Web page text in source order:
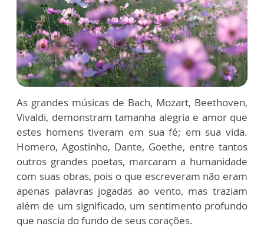
As grandes músicas de Bach, Mozart, Beethoven,
Vivaldi, demonstram tamanha alegria e amor que
estes homens tiveram em sua fé; em sua vida.
Homero, Agostinho, Dante, Goethe, entre tantos
outros grandes poetas, marcaram a humanidade
com suas obras, pois o que escreveram não eram
apenas palavras jogadas ao vento, mas traziam
além de um significado, um sentimento profundo
que nascia do fundo de seus corações.